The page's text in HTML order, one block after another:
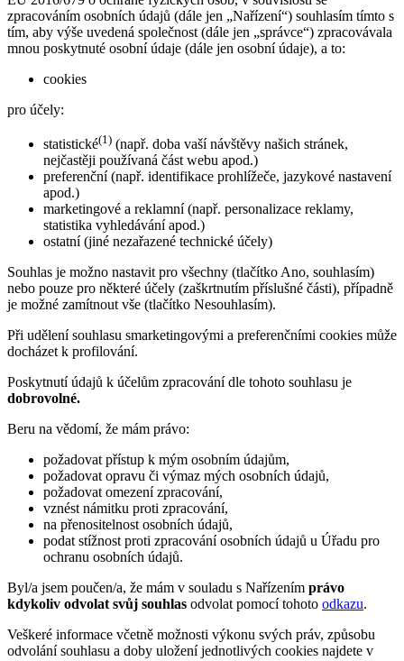
zpracováním osobních údajů (dále jen „Nařízení“) souhlasím tímto s
tím, aby výše uvedená společnost (dále jen „správce“) zpracovávala
mnou poskytnuté osobní údaje (dále jen osobní údaje), a to:
cookies
pro účely:
statistické(1) (např. doba vaší návštěvy našich stránek,
nejčastěji používaná část webu apod.)
preferenční (např. identifikace prohlížeče, jazykové nastavení
apod.)
marketingové a reklamní (např. personalizace reklamy,
statistika vyhledávání apod.)
ostatní (jiné nezařazené technické účely)
Souhlas je možno nastavit pro všechny (tlačítko Ano, souhlasím)
nebo pouze pro některé účely (zaškrtnutím příslušné části), případně
je možné zamítnout vše (tlačítko Nesouhlasím).
Při udělení souhlasu smarketingovými a preferenčními cookies může
docházet k profilování.
Poskytnutí údajů k účelům zpracování dle tohoto souhlasu je
dobrovolné.
Beru na vědomí, že mám právo:
požadovat přístup k mým osobním údajům,
požadovat opravu či výmaz mých osobních údajů,
požadovat omezení zpracování,
vznést námitku proti zpracování,
na přenositelnost osobních údajů,
podat stížnost proti zpracování osobních údajů u Úřadu pro
ochranu osobních údajů.
Byl/a jsem poučen/a, že mám v souladu s Nařízením právo
kdykoliv odvolat svůj souhlas odvolat pomocí tohoto odkazu.
Veškeré informace včetně možnosti výkonu svých práv, způsobu
odvolání souhlasu a doby uložení jednotlivých cookies najdete v